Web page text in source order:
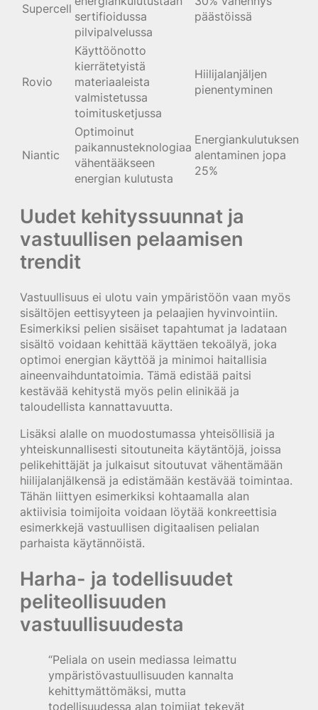
Supercell
sertifioidussa
pilvipalvelussa
päästöissä
Rovio
Käyttöönotto
kierrätetyistä
materiaaleista
valmistetussa
toimitusketjussa
Hiilijalanjäljen
pienentyminen
Niantic
Optimoinut
paikannusteknologiaa
vähentääkseen
energian kulutusta
Energiankulutuksen
alentaminen jopa
25%
Uudet kehityssuunnat ja
vastuullisen pelaamisen
trendit
Vastuullisuus ei ulotu vain ympäristöön vaan myös
sisältöjen eettisyyteen ja pelaajien hyvinvointiin.
Esimerkiksi pelien sisäiset tapahtumat ja ladataan
sisältö voidaan kehittää käyttäen tekoälyä, joka
optimoi energian käyttöä ja minimoi haitallisia
aineenvaihduntatoimia. Tämä edistää paitsi
kestävää kehitystä myös pelin elinikää ja
taloudellista kannattavuutta.
Lisäksi alalle on muodostumassa yhteisöllisiä ja
yhteiskunnallisesti sitoutuneita käytäntöjä, joissa
pelikehittäjät ja julkaisut sitoutuvat vähentämään
hiilijalanjälkensä ja edistämään kestävää toimintaa.
Tähän liittyen esimerkiksi kohtaamalla alan
aktiivisia toimijoita voidaan löytää konkreettisia
esimerkkejä vastuullisen digitaalisen pelialan
parhaista käytännöistä.
Harha- ja todellisuudet
peliteollisuuden
vastuullisuudesta
“Peliala on usein mediassa leimattu
ympäristövastuullisuuden kannalta
kehittymättömäksi, mutta
todellisuudessa alan toimijat tekevät